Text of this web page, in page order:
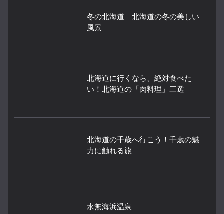
冬の北海道 北海道の冬の美しい
風景
北海道に行くなら、絶対食べた
い！北海道の「肉料理」三選
北海道の千歳へ行こう！千歳の魅
力に触れる旅
水無海浜温泉